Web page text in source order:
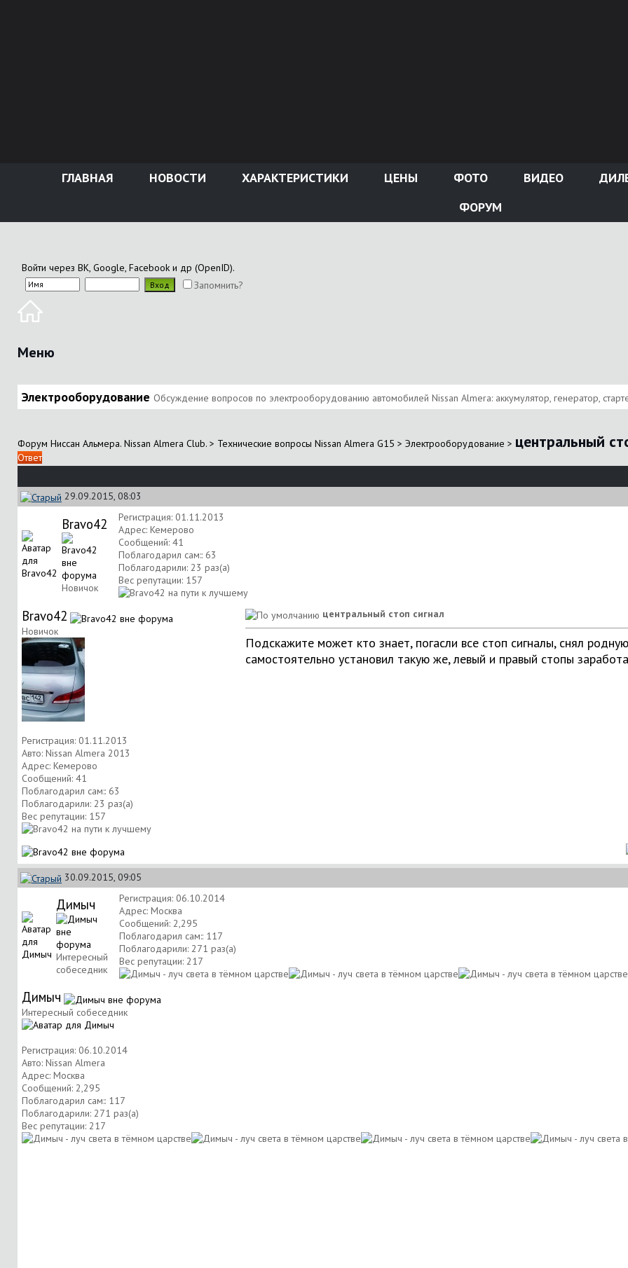
ГЛАВНАЯ НОВОСТИ ХАРАКТЕРИСТИКИ ЦЕНЫ ФОТО ВИДЕО
ФОРУМ
Войти через ВК, Google, Facebook и др (OpenID).
Запомнить?
Меню
Электрооборудование Обсуждение вопросов по электрооборудованию автомобилей Nissan Almera: аккумулятор, генератор,
Форум Ниссан Альмера. Nissan Almera Club. > Технические вопросы Nissan Almera G15 > Электрооборудование > центральный
Ответ
29.09.2015, 08:03
Bravo42
Новичок
Регистрация: 01.11.2013
Адрес: Кемерово
Сообщений: 41
Поблагодарил сам:: 63
Поблагодарили: 23 раз(а)
Вес репутации: 157
Bravo42
Новичок
Регистрация: 01.11.2013
Авто: Nissan Almera 2013
Адрес: Кемерово
Сообщений: 41
Поблагодарил сам:: 63
Поблагодарили: 23 раз(а)
Вес репутации: 157
центральный стоп сигнал
Подскажите может кто знает, погасли все стоп сигналы, снял
самостоятельно установил такую же, левый и правый стопы
30.09.2015, 09:05
Димыч
Интересный
собеседник
Регистрация: 06.10.2014
Адрес: Москва
Сообщений: 2,295
Поблагодарил сам:: 117
Поблагодарили: 271 раз(а)
Вес репутации: 217
Димыч
Интересный собеседник
Регистрация: 06.10.2014
Авто: Nissan Almera
Адрес: Москва
Сообщений: 2,295
Поблагодарил сам:: 117
Поблагодарили: 271 раз(а)
Вес репутации: 217